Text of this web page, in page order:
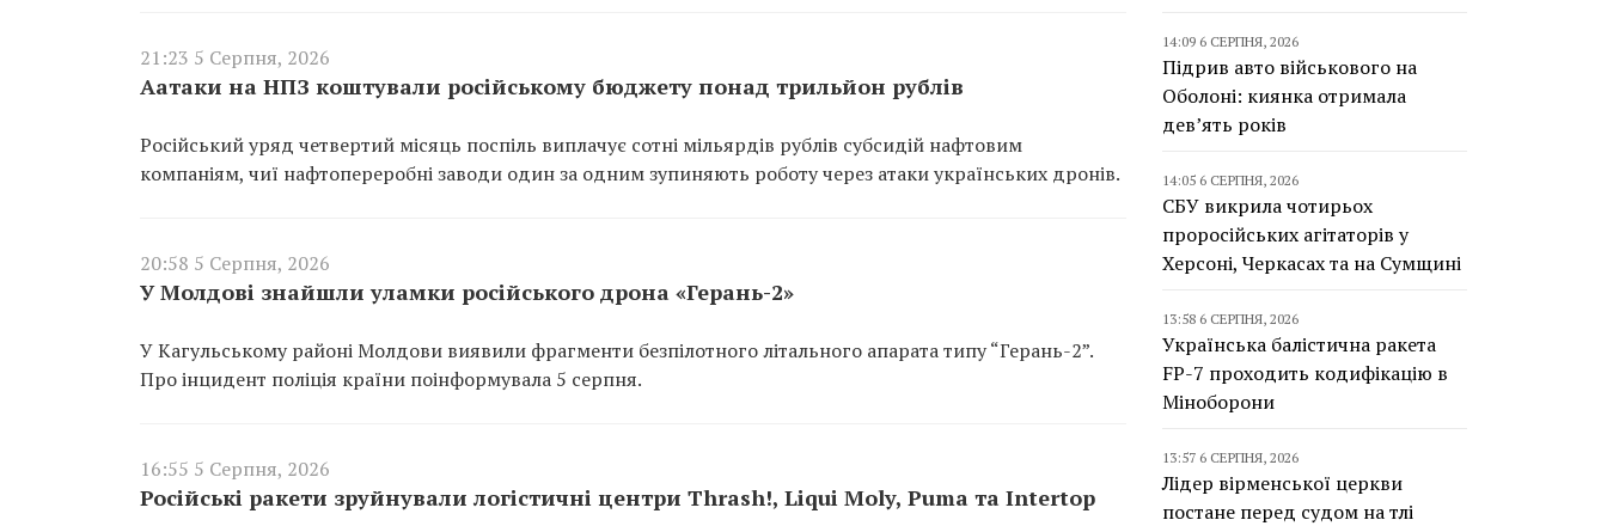
21:23 5 Серпня, 2026
Аатаки на НПЗ коштували російському бюджету понад трильйон рублів
Російський уряд четвертий місяць поспіль виплачує сотні мільярдів рублів субсидій нафтовим
компаніям, чиї нафтопереробні заводи один за одним зупиняють роботу через атаки українських дронів.
20:58 5 Серпня, 2026
У Молдові знайшли уламки російського дрона «Герань-2»
У Кагульському районі Молдови виявили фрагменти безпілотного літального апарата типу “Герань-2”.
Про інцидент поліція країни поінформувала 5 серпня.
16:55 5 Серпня, 2026
Російські ракети зруйнували логістичні центри Thrash!, Liqui Moly, Puma та Intertop
14:09 6 СЕРПНЯ, 2026
Підрив авто військового на
Оболоні: киянка отримала
дев’ять років
14:05 6 СЕРПНЯ, 2026
СБУ викрила чотирьох
проросійських агітаторів у
Херсоні, Черкасах та на Сумщині
13:58 6 СЕРПНЯ, 2026
Українська балістична ракета
FP-7 проходить кодифікацію в
Міноборони
13:57 6 СЕРПНЯ, 2026
Лідер вірменської церкви
постане перед судом на тлі